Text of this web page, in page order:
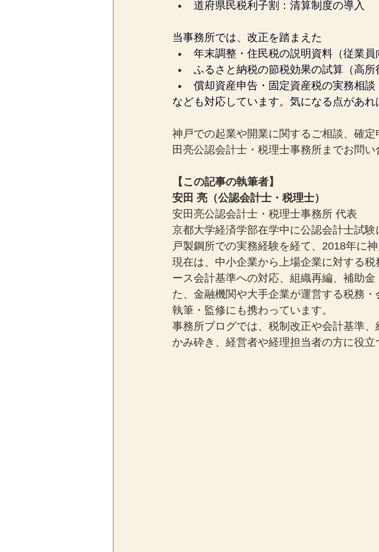
道府県民税利子割：清算制度の導入
当事務所では、改正を踏まえた
年末調整・住民税の説明資料（従業員
ふるさと納税の節税効果の試算（高所
償却資産申告・固定資産税の実務相談
なども対応しています。気になる点があれ
神戸での起業や開業に関するご相談、確
田亮公認会計士・税理士事務所までお問い
【この記事の執筆者】
安田 亮（公認会計士・税理士）
安田亮公認会計士・税理士事務所 代表
京都大学経済学部在学中に公認会計士試
戸製鋼所での実務経験を経て、2018年に神
現在は、中小企業から上場企業に対する
ース会計基準への対応、組織再編、補助
た、金融機関や大手企業が運営する税務
執筆・監修にも携わっています。
事務所ブログでは、税制改正や会計基準
かみ砕き、経営者や経理担当者の方に役立